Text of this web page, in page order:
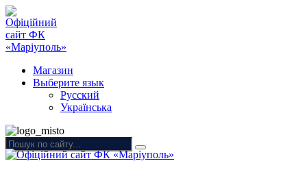
Магазин
Выберите язык
Русский
Українська